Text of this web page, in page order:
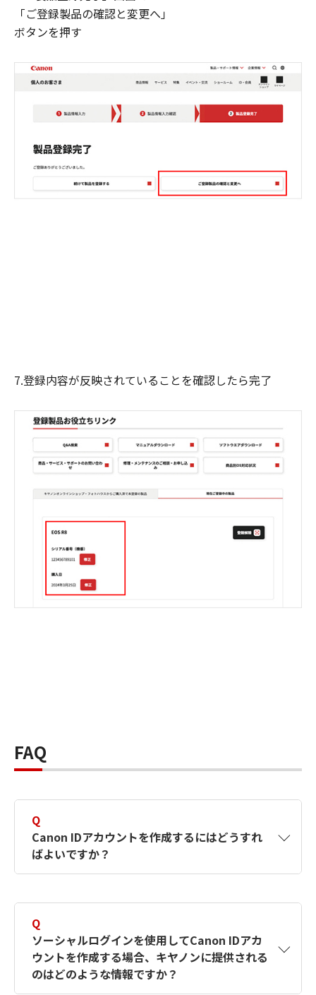
「ご登録製品の確認と変更へ」
ボタンを押す
7.登録内容が反映されていることを確認したら完了
FAQ
Q
Canon IDアカウントを作成するにはどうすれ
ばよいですか？
す。詳しい作成方法は【カメラ】Canon IDとは
何ですか？Canon IDの作成方法は？をご確認く
ださい。
Q
ソーシャルログインを使用してCanon IDアカ
ウントを作成する場合、キヤノンに提供される
のはどのような情報ですか？